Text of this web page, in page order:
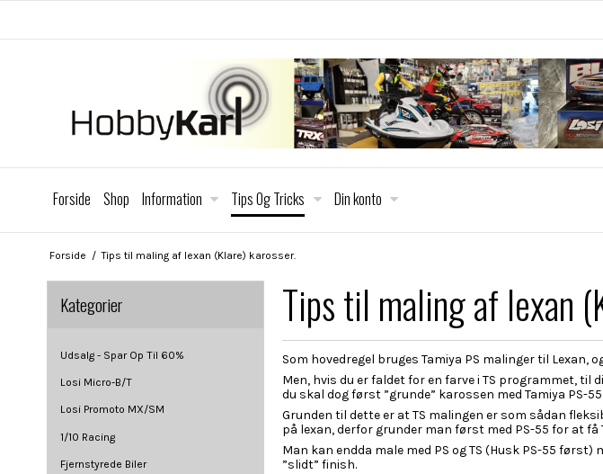
Forside Shop Information Tips Og Tricks Din konto
Forside / Tips til maling af lexan (Klare) karosser.
Kategorier
Udsalg - Spar Op Til 60%
Losi Micro-B/T
Losi Promoto MX/SM
1/10 Racing
Fjernstyrede Biler
Tips til maling af lexan
Som hovedregel bruges Tamiya PS malinger til Lexan,
Men, hvis du er faldet for en farve i TS programmet, til
du skal dog først ”grunde” karossen med Tamiya PS-
Grunden til dette er at TS malingen er som sådan
på lexan, derfor grunder man først med PS-55 for at
Man kan endda male med PS og TS (Husk PS-55
”slidt” finish.